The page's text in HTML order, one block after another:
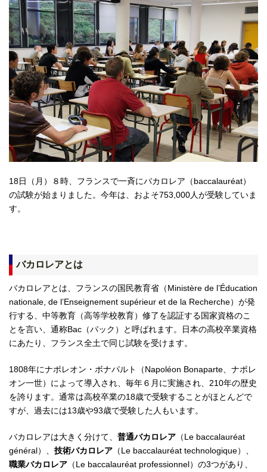
18日（月）８時、フランスで一斉にバカロレア（baccalauréat）
の試験が始まりました。今年は、およそ753,000人が受験していま
す。
バカロレアとは
バカロレアとは、フランスの国民教育省（Ministère de l’Éducation
nationale, de l’Enseignement supérieur et de la Recherche）が発
行する、中等教育（高等学校教育）修了を認証する国家資格のこ
とを言い、通称Bac（バック）と呼ばれます。日本の高校卒業資格
にあたり、フランス全土で同じ試験を受けます。
1808年にナポレオン・ボナパルト（Napoléon Bonaparte、ナポレ
オン一世）によって導入され、毎年６月に実施され、210年の歴史
を誇ります。通常は高校卒業の18歳で受験することがほとんどで
すが、過去には13歳や93歳で受験した人もいます。
バカロレアは大きく分けて、 普通バカロレア （Le baccalauréat
général）、 技術バカロレア （Le baccalauréat technologique）、
職業バカロレア （Le baccalauréat professionnel）の3つがあり、